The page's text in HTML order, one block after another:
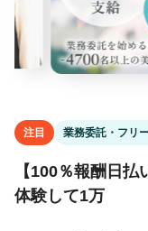
注目 業務委託・フリ
【100％報酬日
体験して1万